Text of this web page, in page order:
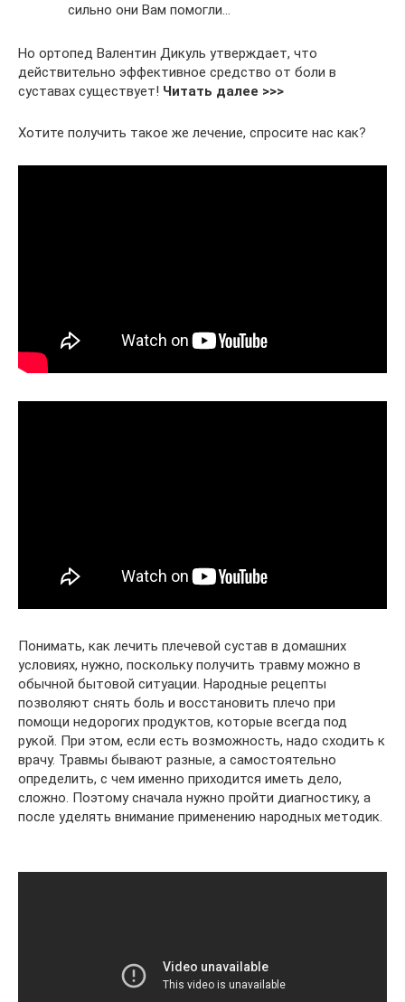
сильно они Вам помогли…
Но ортопед Валентин Дикуль утверждает, что
действительно эффективное средство от боли в
суставах существует! Читать далее >>>
Хотите получить такое же лечение, спросите нас как?
Понимать, как лечить плечевой сустав в домашних
условиях, нужно, поскольку получить травму можно в
обычной бытовой ситуации. Народные рецепты
позволяют снять боль и восстановить плечо при
помощи недорогих продуктов, которые всегда под
рукой. При этом, если есть возможность, надо сходить к
врачу. Травмы бывают разные, а самостоятельно
определить, с чем именно приходится иметь дело,
сложно. Поэтому сначала нужно пройти диагностику, а
после уделять внимание применению народных методик.